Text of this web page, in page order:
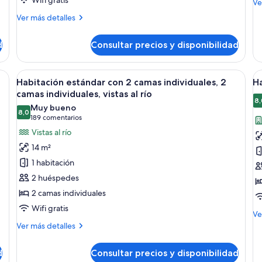
Ver más detalles
Más
Double
Room
Consultar precios y disponibilidad
grande, un escritorio con televisión, una silla y vista a un puente.
Abrir
todas
las
fotos
de
Habitación
estándar
con
2
camas
individuales,
2
Habitación de hotel con dos camas,
6
Habitación estándar con 2 camas individuales, 2
camas individuales, vistas al río
8,08,0 de 10
Muy bueno
189 comentarios
(189 comentarios)
Vistas al río
14 m²
1 habitación
2 huéspedes
2 camas individuales
Wifi gratis
Ver más detalles
Más
Consultar precios y disponibilidad